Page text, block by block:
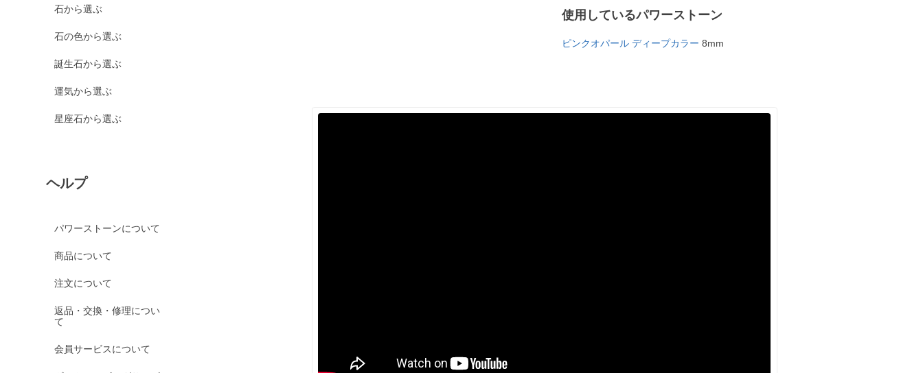
石から選ぶ
石の色から選ぶ
誕生石から選ぶ
運気から選ぶ
星座石から選ぶ
ヘルプ
パワーストーンについて
商品について
注文について
返品・交換・修理につい
て
会員サービスについて
使用しているパワーストーン
ピンクオパール ディープカラー 8mm